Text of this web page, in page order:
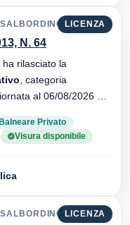
LICENZA
66021
N. 64
rilasciato la
, categoria
Privato
Visura disponibile
LICENZA
66021